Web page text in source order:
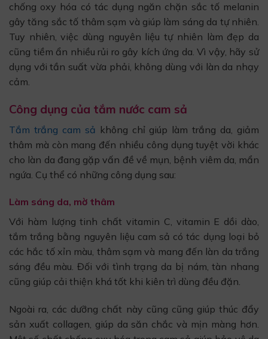
chống oxy hóa có tác dụng ngăn chặn sắc tố melanin
gây tăng sắc tố thâm sạm và giúp làm sáng da tự nhiên.
Tuy nhiên, việc dùng nguyên liệu tự nhiên làm đẹp da
cũng tiềm ẩn nhiều rủi ro gây kích ứng da. Vì vậy, hãy sử
dụng với tần suất vừa phải, không dùng với làn da nhạy
cảm.
Công dụng của tắm nước cam sả
Tắm trắng cam sả không chỉ giúp làm trắng da, giảm
thâm mà còn mang đến nhiều công dụng tuyệt vời khác
cho làn da đang gặp vấn đề về mụn, bệnh viêm da, mẩn
ngứa. Cụ thể có những công dụng sau:
Làm sáng da, mờ thâm
Với hàm lượng tinh chất vitamin C, vitamin E dồi dào,
tắm trắng bằng nguyên liệu cam sả có tác dụng loại bỏ
các hắc tố xỉn màu, thâm sạm và mang đến làn da trắng
sáng đều màu. Đối với tình trạng da bị nám, tàn nhang
cũng giúp cải thiện khá tốt khi kiên trì dùng đều đặn.
Ngoài ra, các dưỡng chất này cũng cũng giúp thúc đẩy
sản xuất collagen, giúp da săn chắc và mịn màng hơn.